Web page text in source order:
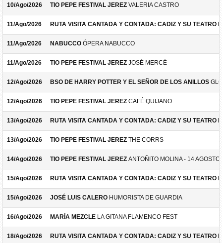
10/Ago/2026 TIO PEPE FESTIVAL JEREZ VALERIA CASTRO
11/Ago/2026 RUTA VISITA CANTADA Y CONTADA: CADIZ Y SU TEATRO
11/Ago/2026 NABUCCO ÓPERA NABUCCO
11/Ago/2026 TIO PEPE FESTIVAL JEREZ JOSÉ MERCÉ
12/Ago/2026 BSO DE HARRY POTTER Y EL SEÑOR DE LOS ANILLOS
12/Ago/2026 TIO PEPE FESTIVAL JEREZ CAFÉ QUIJANO
13/Ago/2026 RUTA VISITA CANTADA Y CONTADA: CADIZ Y SU TEATRO
13/Ago/2026 TIO PEPE FESTIVAL JEREZ THE CORRS
14/Ago/2026 TIO PEPE FESTIVAL JEREZ ANTOÑITO MOLINA - 14 AGOSTO
15/Ago/2026 RUTA VISITA CANTADA Y CONTADA: CADIZ Y SU TEATRO
15/Ago/2026 JOSÉ LUIS CALERO HUMORISTA DE GUARDIA
16/Ago/2026 MARÍA MEZCLE LA GITANA FLAMENCO FEST
18/Ago/2026 RUTA VISITA CANTADA Y CONTADA: CADIZ Y SU TEATRO